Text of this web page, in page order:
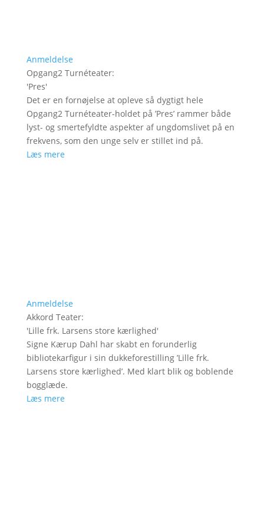
Anmeldelse
Opgang2 Turnéteater:
'Pres'
Det er en fornøjelse at opleve så dygtigt hele
Opgang2 Turnéteater-holdet på ’Pres’ rammer både
lyst- og smertefyldte aspekter af ungdomslivet på en
frekvens, som den unge selv er stillet ind på.
Læs mere
Anmeldelse
Akkord Teater:
'Lille frk. Larsens store kærlighed'
Signe Kærup Dahl har skabt en forunderlig
bibliotekarfigur i sin dukkeforestilling ’Lille frk.
Larsens store kærlighed’. Med klart blik og boblende
bogglæde.
Læs mere